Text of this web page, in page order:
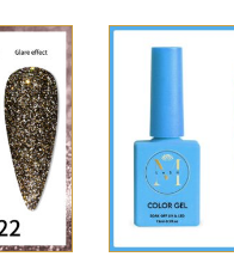
a
plusieurs
variations.
options
peuvent
être
choisies